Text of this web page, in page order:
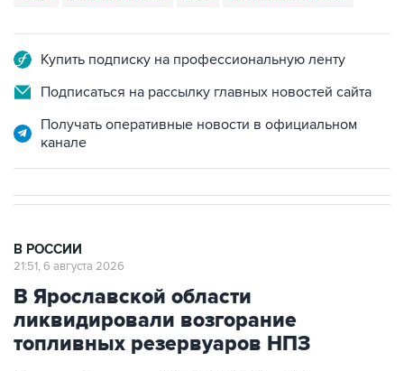
Купить подписку на профессиональную ленту
Подписаться на рассылку главных новостей сайта
Получать оперативные новости в официальном
канале
В РОССИИ
21:51, 6 августа 2026
В Ярославской области
ликвидировали возгорание
топливных резервуаров НПЗ